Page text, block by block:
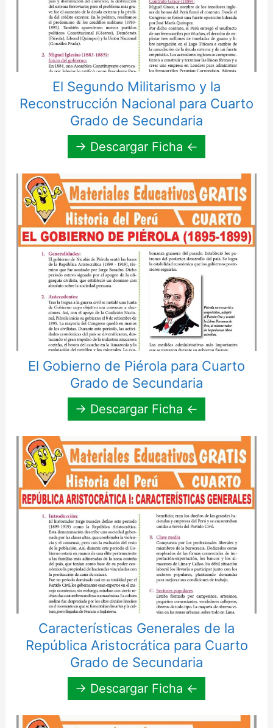
El Segundo Militarismo y la
Reconstrucción Nacional para Cuarto
Grado de Secundaria
→ Descargar Ficha ←
El Gobierno de Piérola para Cuarto
Grado de Secundaria
→ Descargar Ficha ←
Características Generales de la
República Aristocrática para Cuarto
Grado de Secundaria
→ Descargar Ficha ←